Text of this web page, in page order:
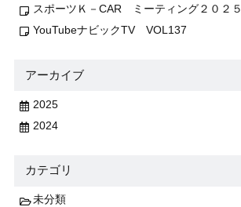
スポーツＫ－CAR ミーティング２０２５
YouTubeナビックTV VOL137
アーカイブ
2025
2024
カテゴリ
未分類